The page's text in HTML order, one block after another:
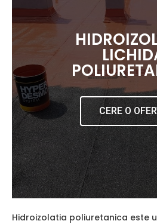
CERE O
Hidroizolatia poliuretanica este